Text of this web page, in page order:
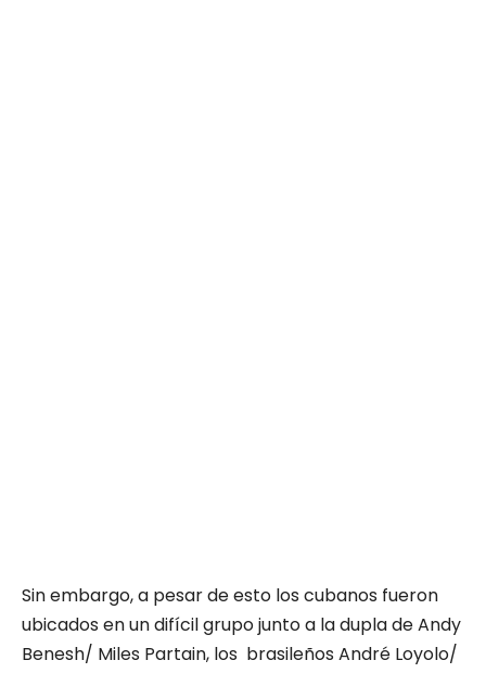
Sin embargo, a pesar de esto los cubanos fueron
ubicados en un difícil grupo junto a la dupla de Andy
Benesh/ Miles Partain, los brasileños André Loyolo/